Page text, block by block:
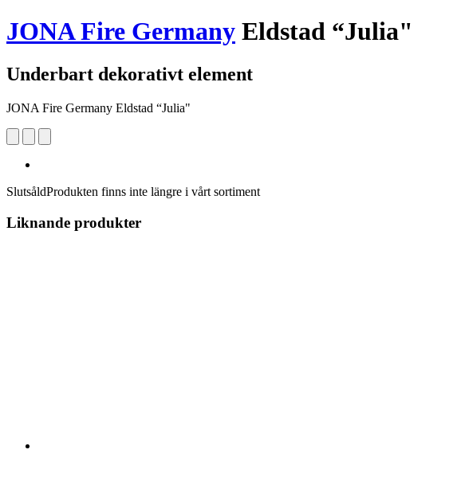
JONA Fire Germany Eldstad “Julia"
Underbart dekorativt element
JONA Fire Germany Eldstad “Julia"
SlutsåldProdukten finns inte längre i vårt sortiment
Liknande produkter